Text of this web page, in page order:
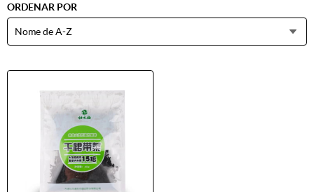
ORDENAR POR
Nome de A-Z